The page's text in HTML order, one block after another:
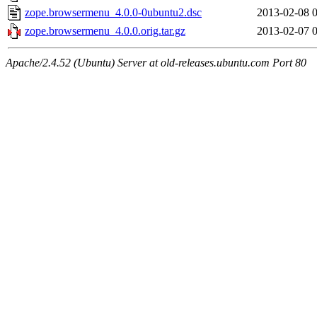
zope.browsermenu_4.0.0-0ubuntu2.dsc
2013-02-08
zope.browsermenu_4.0.0.orig.tar.gz
2013-02-07
Apache/2.4.52 (Ubuntu) Server at old-releases.ubuntu.com Port 80